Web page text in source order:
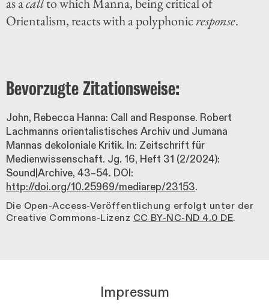
Orientalism, reacts with a polyphonicresponse.
Bevorzugte Zitationsweise:
John, Rebecca Hanna: Call and Response. Robert
Lachmanns orientalistisches Archiv und Jumana
Mannas dekoloniale Kritik. In: Zeitschrift für
Medienwissenschaft. Jg. 16, Heft 31 (2/2024):
Sound|Archive, 43–54. DOI:
http://doi.org/10.25969/mediarep/23153.
Die Open-Access-Veröffentlichung erfolgt unter der
Creative Commons-Lizenz CC BY-NC-ND 4.0 DE.
Impressum